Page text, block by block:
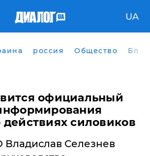
UA
россия Общество
официальный
действиях силовиков
Владислав Селезнев